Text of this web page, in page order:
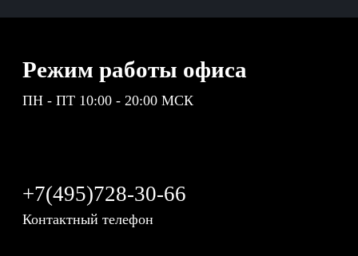
Режим работы офиса
ПН - ПТ 10:00 - 20:00 МСК
+7(495)728-30-66
Контактный телефон